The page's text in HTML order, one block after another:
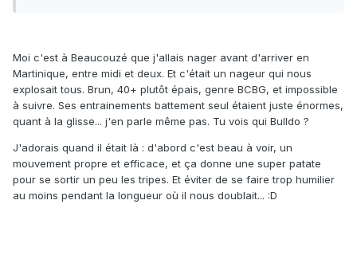
Moi c'est à Beaucouzé que j'allais nager avant d'arriver en
Martinique, entre midi et deux. Et c'était un nageur qui nous
explosait tous. Brun, 40+ plutôt épais, genre BCBG, et impossible
à suivre. Ses entrainements battement seul étaient juste énormes,
quant à la glisse... j'en parle même pas. Tu vois qui Bulldo ?
J'adorais quand il était là : d'abord c'est beau à voir, un
mouvement propre et efficace, et ça donne une super patate
pour se sortir un peu les tripes. Et éviter de se faire trop humilier
au moins pendant la longueur où il nous doublait... :D